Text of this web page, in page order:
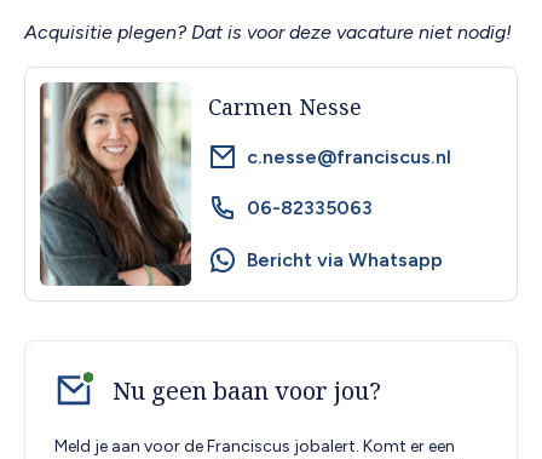
Acquisitie plegen? Dat is voor deze vacature niet nodig!
Carmen Nesse
c.nesse@franciscus.nl
06-82335063
Bericht via Whatsapp
Nu geen baan voor jou?
Meld je aan voor de Franciscus jobalert. Komt er een